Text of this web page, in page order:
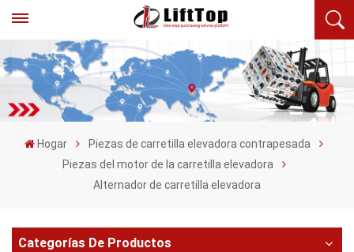
Hogar
Piezas de carretilla elevadora contrapesada
Piezas del motor de la carretilla elevadora
Alternador de carretilla elevadora
Categorías De Productos